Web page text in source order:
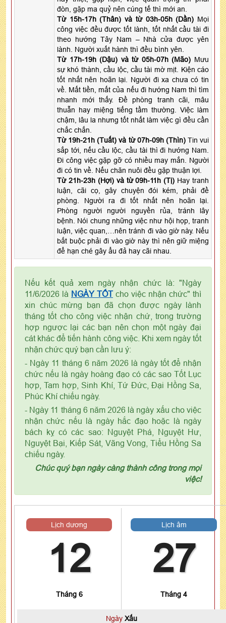
đòn, gặp ma quỷ nên cúng tế thì mới an.
Từ 15h-17h (Thân) và từ 03h-05h (Dần) Mọi
công việc đều được tốt lành, tốt nhất cầu tài đi
theo hướng Tây Nam – Nhà cửa được yên
lành. Người xuất hành thì đều bình yên.
Từ 17h-19h (Dậu) và từ 05h-07h (Mão) Mưu
sự khó thành, cầu lộc, cầu tài mờ mịt. Kiện cáo
tốt nhất nên hoãn lại. Người đi xa chưa có tin
về. Mất tiền, mất của nếu đi hướng Nam thì tìm
nhanh mới thấy. Đề phòng tranh cãi, mâu
thuẫn hay miệng tiếng tầm thường. Việc làm
chậm, lâu la nhưng tốt nhất làm việc gì đều cần
chắc chắn.
Từ 19h-21h (Tuất) và từ 07h-09h (Thìn) Tin vui
sắp tới, nếu cầu lộc, cầu tài thì đi hướng Nam.
Đi công việc gặp gỡ có nhiều may mắn. Người
đi có tin về. Nếu chăn nuôi đều gặp thuận lợi.
Từ 21h-23h (Hợi) và từ 09h-11h (Tị) Hay tranh
luận, cãi cọ, gây chuyện đói kém, phải đề
phòng. Người ra đi tốt nhất nên hoãn lại.
Phòng người người nguyền rủa, tránh lây
bệnh. Nói chung những việc như hội họp, tranh
luận, việc quan,…nên tránh đi vào giờ này. Nếu
bắt buộc phải đi vào giờ này thì nên giữ miệng
để hạn ché gây ẩu đả hay cãi nhau.
Nếu kết quả xem ngày nhận chức là: "Ngày
11/6/2026 là NGÀY TỐTcho việc nhận chức" thì
xin chúc mừng bạn đã chọn được ngày lành
tháng tốt cho công việc nhận chứ, trong trường
hợp ngược lại các bạn nên chọn một ngày đại
cát khác để tiến hành công việc. Khi xem ngày tốt
nhận chức quý bạn cần lưu ý:
- Ngày 11 tháng 6 năm 2026 là ngày tốt để nhận
chức nếu là ngày hoàng đạo có các sao Tốt Lục
hợp, Tam hợp, Sinh Khí, Tứ Đức, Đại Hồng Sa,
Phúc Khí chiếu ngày.
- Ngày 11 tháng 6 năm 2026 là ngày xấu cho việc
nhận chức nếu là ngày hắc đạo hoặc là ngày
bách kỵ có các sao: Nguyệt Phá, Nguyệt Hư,
Nguyệt Bại, Kiếp Sát, Vãng Vong, Tiểu Hồng Sa
chiếu ngày.
Chúc quý bạn ngày càng thành công trong mọi
việc!
Lịch dương
12
Tháng 6
Lịch âm
27
Tháng 4
Ngày Xấu